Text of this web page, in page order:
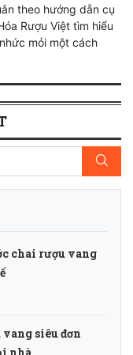
theo hướng dẫn cụ
Rượu Việt tìm hiểu
mỏi một cách
chai rượu vang
siêu đơn